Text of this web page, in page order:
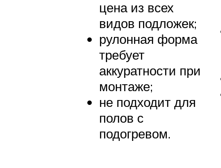
цена из всех
видов подложек;
рулонная форма
требует
аккуратности при
монтаже;
не подходит для
полов с
подогревом.